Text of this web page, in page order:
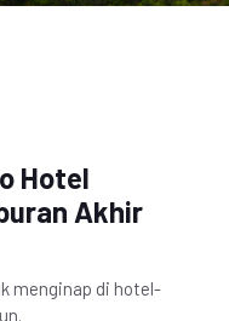
Hotel
Akhir
menginap di hotel-